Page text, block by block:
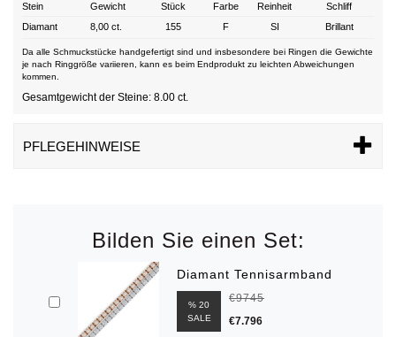
Stein Gewicht Stück Farbe Reinheit
Schliff
Diamant
8,00 ct. 155 F SI Brillant
Da alle Schmuckstücke handgefertigt sind und insbesondere bei Ringen die Gewichte
je nach Ringgröße variieren, kann es beim Endprodukt zu leichten Abweichungen
kommen.
Gesamtgewicht der Steine: 8.00 ct.
PFLEGEHINWEISE
Bilden Sie einen Set:
Diamant Tennisarmband
% 20
SALE
€9745
€7.796